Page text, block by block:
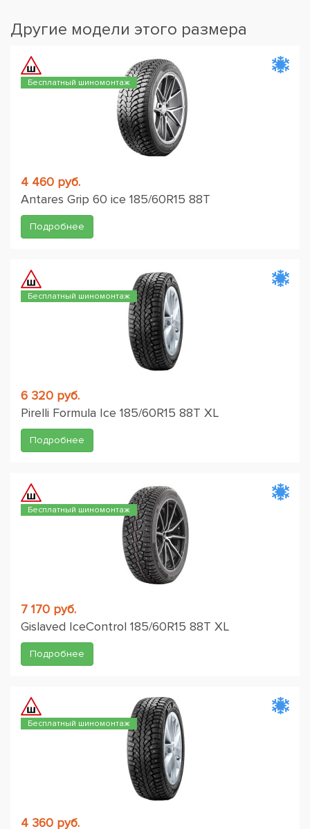
Другие модели этого размера
Бесплатный шиномонтаж
4 460 руб.
Antares Grip 60 ice 185/60R15 88T
Подробнее
Бесплатный шиномонтаж
6 320 руб.
Pirelli Formula Ice 185/60R15 88T XL
Подробнее
Бесплатный шиномонтаж
7 170 руб.
Gislaved IceControl 185/60R15 88T XL
Подробнее
Бесплатный шиномонтаж
4 360 руб.